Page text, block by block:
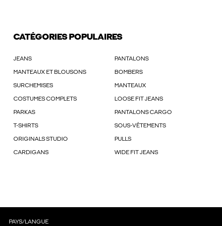
CATÉGORIES POPULAIRES
JEANS PANTALONS
MANTEAUX ET BLOUSONS BOMBERS
SURCHEMISES MANTEAUX
COSTUMES COMPLETS LOOSE FIT JEANS
PARKAS PANTALONS CARGO
T-SHIRTS SOUS-VÊTEMENTS
ORIGINALS STUDIO PULLS
CARDIGANS WIDE FIT JEANS
PAYS/LANGUE